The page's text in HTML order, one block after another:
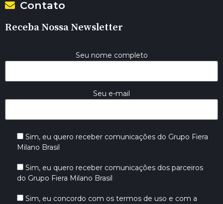
Contato
Receba Nossa Newsletter
Seu nome completo
Seu e-mail
Sim, eu quero receber comunicações do Grupo Fiera
Milano Brasil
Sim, eu quero receber comunicações dos parceiros
do Grupo Fiera Milano Brasil
Sim, eu concordo com os termos de uso e com a